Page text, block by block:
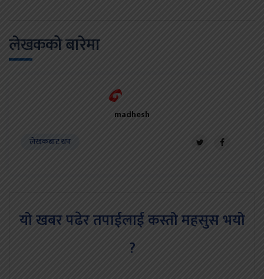
लेखकको बारेमा
madhesh
लेखकबाट थप
यो खबर पढेर तपाईलाई कस्तो महसुस भयो
?